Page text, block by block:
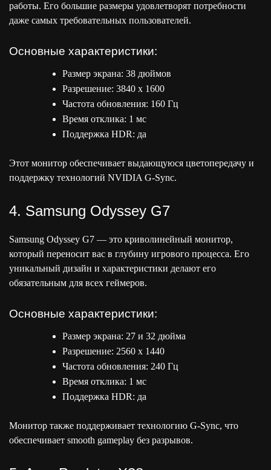
работы. Его большие размеры удовлетворят потребности
даже самых требовательных пользователей.
Основные характеристики:
Размер экрана: 38 дюймов
Разрешение: 3840 x 1600
Частота обновления: 160 Гц
Время отклика: 1 мс
Поддержка HDR: да
Этот монитор обеспечивает выдающуюся цветопередачу и
поддержку технологий NVIDIA G-Sync.
4. Samsung Odyssey G7
Samsung Odyssey G7 — это криволинейный монитор,
который переносит вас в глубину игрового процесса. Его
уникальный дизайн и характеристики делают его
обязательным для всех геймеров.
Основные характеристики:
Размер экрана: 27 и 32 дюйма
Разрешение: 2560 x 1440
Частота обновления: 240 Гц
Время отклика: 1 мс
Поддержка HDR: да
Монитор также поддерживает технологию G-Sync, что
обеспечивает smooth gameplay без разрывов.